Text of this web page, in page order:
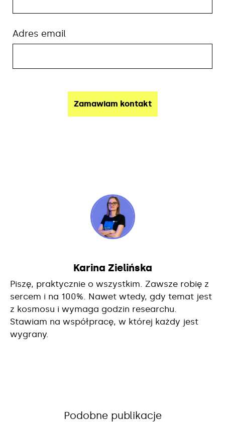
Adres email
Karina Zielińska
Piszę, praktycznie o wszystkim. Zawsze robię z
sercem i na 100%. Nawet wtedy, gdy temat jest
z kosmosu i wymaga godzin researchu.
Stawiam na współpracę, w której każdy jest
wygrany.
Podobne publikacje